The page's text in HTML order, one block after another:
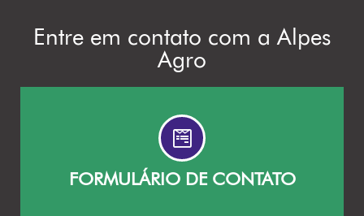
Entre em contato com a Alpes
Agro
FORMULÁRIO DE CONTATO